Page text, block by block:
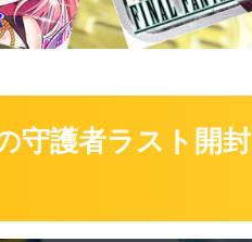
守護者ラスト開封